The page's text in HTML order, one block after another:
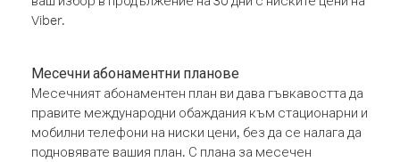
Viber.
Месечни абонаментни планове
Месечният абонаментен план ви дава гъвкавостта да
правите международни обаждания към стационарни и
мобилни телефони на ниски цени, без да се налага да
подновявате вашия план. С плана за месечен